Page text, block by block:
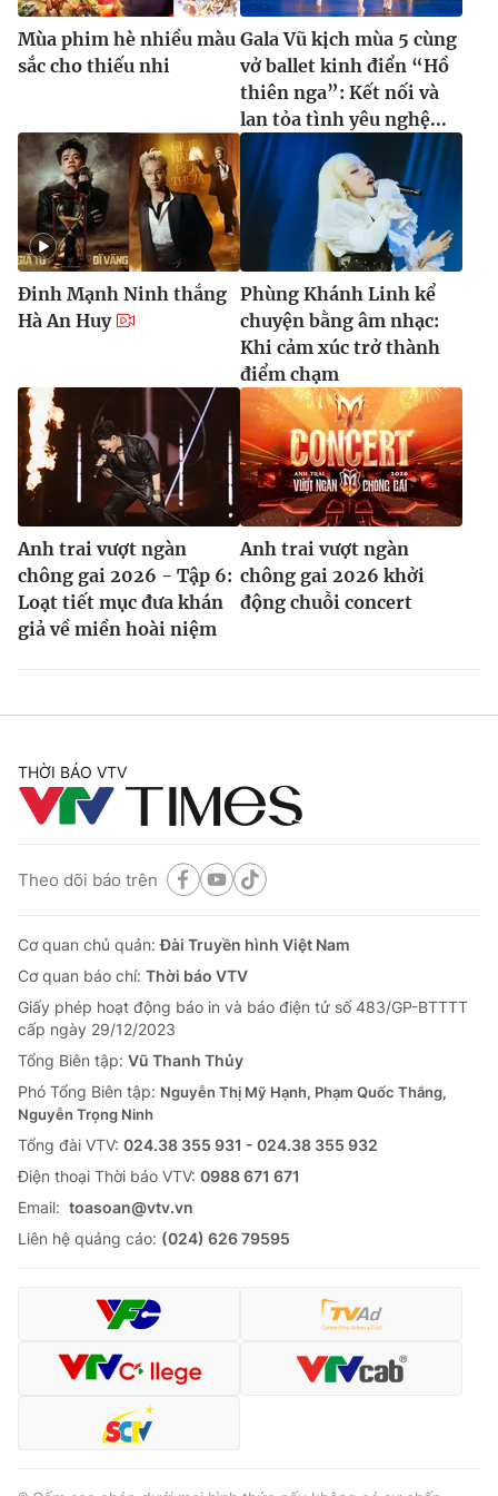
Mùa phim hè nhiều màu
sắc cho thiếu nhi
Gala Vũ kịch mùa 5 cùng
vở ballet kinh điển “Hồ
thiên nga”: Kết nối và
lan tỏa tình yêu nghệ...
Đinh Mạnh Ninh thắng
Hà An Huy
Phùng Khánh Linh kể
chuyện bằng âm nhạc:
Khi cảm xúc trở thành
điểm chạm
Anh trai vượt ngàn
chông gai 2026 - Tập 6:
Loạt tiết mục đưa khán
giả về miền hoài niệm
Anh trai vượt ngàn
chông gai 2026 khởi
động chuỗi concert
THỜI BÁO VTV
Theo dõi báo trên
Cơ quan chủ quản:Đài Truyền hình Việt Nam
Cơ quan báo chí: Thời báo VTV
Giấy phép hoạt động báo in và báo điện tử số 483/GP-BTTTT
cấp ngày 29/12/2023
Tổng Biên tập: Vũ Thanh Thủy
Phó Tổng Biên tập: Nguyễn Thị Mỹ Hạnh, Phạm Quốc Thắng,
Nguyễn Trọng Ninh
Tổng đài VTV: 024.38 355 931 - 024.38 355 932
Ðiện thoại Thời báo VTV: 0988 671 671
Email: toasoan@vtv.vn
Liên hệ quảng cáo: (024) 626 79595